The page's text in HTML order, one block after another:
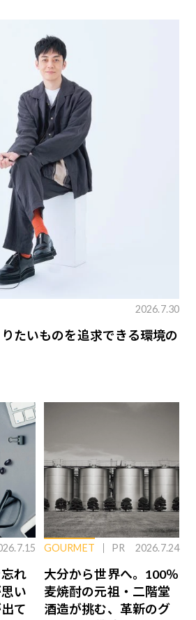
2026.7.30
りたいものを追求できる環境の
れ
い
て
GOURMET PR 2026.7.24
大分から世界へ。100％
麦焼酎の元祖・二階堂
酒造が挑む、革新のグ